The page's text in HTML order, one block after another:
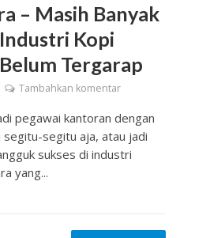
– Masih Banyak
Kopi
Tergarap
Tambahkan komentar
pegawai kantoran dengan
segitu-segitu aja, atau jadi
sukses di industri
yang...